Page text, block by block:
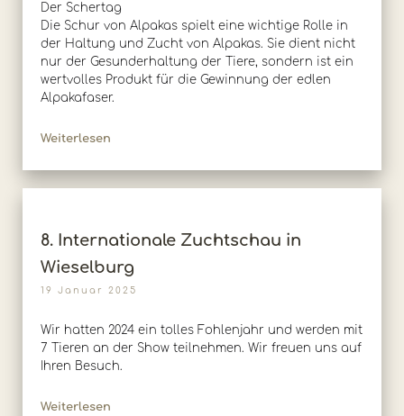
Der Schertag
Die Schur von Alpakas spielt eine wichtige Rolle in
der Haltung und Zucht von Alpakas. Sie dient nicht
nur der Gesunderhaltung der Tiere, sondern ist ein
wertvolles Produkt für die Gewinnung der edlen
Alpakafaser.
Weiterlesen
8. Internationale Zuchtschau in
Wieselburg
19 Januar 2025
Wir hatten 2024 ein tolles Fohlenjahr und werden mit
7 Tieren an der Show teilnehmen. Wir freuen uns auf
Ihren Besuch.
Weiterlesen